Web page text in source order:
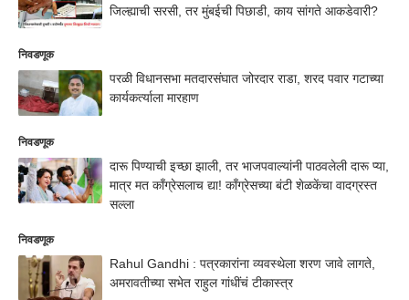
जिल्ह्याची सरसी, तर मुंबईची पिछाडी, काय सांगते आकडेवारी?
निवडणूक
परळी विधानसभा मतदारसंघात जोरदार राडा, शरद पवार गटाच्या
कार्यकर्त्याला मारहाण
निवडणूक
दारू पिण्याची इच्छा झाली, तर भाजपवाल्यांनी पाठवलेली दारू प्या,
मात्र मत काँग्रेसलाच द्या! काँग्रेसच्या बंटी शेळकेंचा वादग्रस्त
सल्ला
निवडणूक
Rahul Gandhi : पत्रकारांना व्यवस्थेला शरण जावे लागते,
अमरावतीच्या सभेत राहुल गांधींचं टीकास्त्र